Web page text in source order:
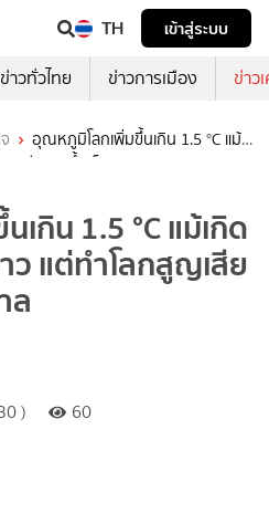
TH
เข้าสู่ระบบ
ข่าวทั่วไทย ข่าวการเมือง ข่าว
อุณหภูมิโลกเพิ่มขึ้นเกิน 1.5 °C แม้
เสียธารน้ำแข็งมหาศาล
กิน 1.5 °C แม้เกิด
ว แต่ทำโลกสูญเสีย
ล
)
60